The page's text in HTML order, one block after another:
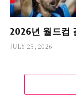
2026년 월드컵
JULY 25, 2026